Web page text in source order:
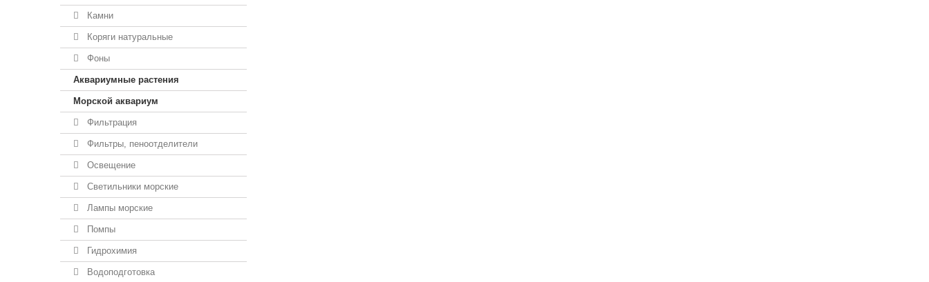
Камни
Коряги натуральные
Фоны
Аквариумные растения
Морской аквариум
Фильтрация
Фильтры, пеноотделители
Освещение
Светильники морские
Лампы морские
Помпы
Гидрохимия
Водоподготовка